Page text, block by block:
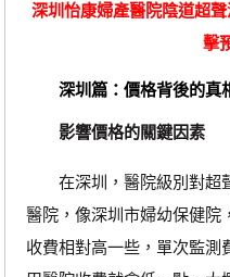
深圳怡康婦產醫院陰道超
擊
深圳篇：價格背後的真
影響價格的關鍵因素
在深圳，醫院級別對超
醫院，像深圳市婦幼保健院
收費相對高一些，單次監測